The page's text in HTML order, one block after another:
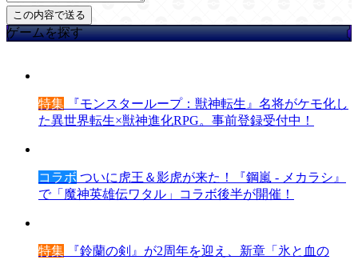
ゲームを探す
特集 『モンスターループ：獣神転生』名将がケモ化し
た異世界転生×獣神進化RPG。事前登録受付中！
コラボ ついに虎王＆影虎が来た！『鋼嵐 - メカラシ』
で「魔神英雄伝ワタル」コラボ後半が開催！
特集 『鈴蘭の剣』が2周年を迎え、新章「氷と血の